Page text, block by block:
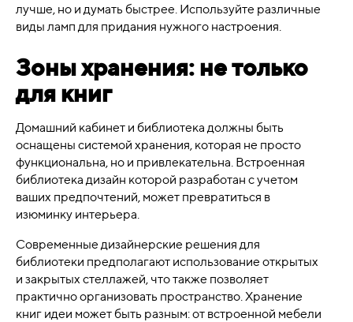
лучше, но и думать быстрее. Используйте различные
виды ламп для придания нужного настроения.
Зоны хранения: не только
для книг
Домашний кабинет и библиотека должны быть
оснащены системой хранения, которая не просто
функциональна, но и привлекательна. Встроенная
библиотека дизайн которой разработан с учетом
ваших предпочтений, может превратиться в
изюминку интерьера.
Современные дизайнерские решения для
библиотеки предполагают использование открытых
и закрытых стеллажей, что также позволяет
практично организовать пространство. Хранение
книг идеи может быть разным: от встроенной мебели